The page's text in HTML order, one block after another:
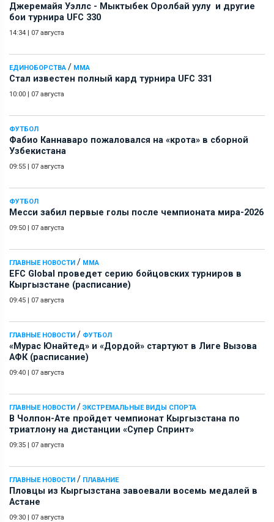
Джеремайя Уэллс - Мыктыбек Оролбай уулу и другие
бои турнира UFC 330
14:34 | 07 августа
ЕДИНОБОРСТВА / ММА
Стал известен полный кард турнира UFC 331
10:00 | 07 августа
ФУТБОЛ
Фабио Каннаваро пожаловался на «крота» в сборной
Узбекистана
09:55 | 07 августа
ФУТБОЛ
Месси забил первые голы после чемпионата мира-2026
09:50 | 07 августа
ГЛАВНЫЕ НОВОСТИ / ММА
EFC Global проведет серию бойцовских турниров в
Кыргызстане (расписание)
09:45 | 07 августа
ГЛАВНЫЕ НОВОСТИ / ФУТБОЛ
«Мурас Юнайтед» и «Дордой» стартуют в Лиге Вызова
АФК (расписание)
09:40 | 07 августа
ГЛАВНЫЕ НОВОСТИ / ЭКСТРЕМАЛЬНЫЕ ВИДЫ СПОРТА
В Чолпон-Ате пройдет чемпионат Кыргызстана по
триатлону на дистанции «Супер Спринт»
09:35 | 07 августа
ГЛАВНЫЕ НОВОСТИ / ПЛАВАНИЕ
Пловцы из Кыргызстана завоевали восемь медалей в
Астане
09:30 | 07 августа